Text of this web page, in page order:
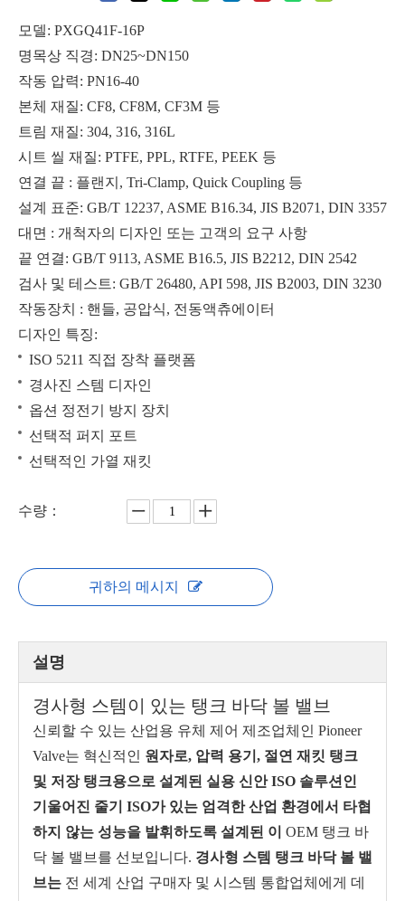
고진공 트라이 클램프 볼 밸브 고유량 컨덕턴스 위생 버터플라이형 맞대기 용접 볼 밸브 PTFE RTFE
모델: PXGQ41F-16P
명목상 직경: DN25~DN150
작동 압력: PN16-40
본체 재질: CF8, CF8M, CF3M 등
트림 재질: 304, 316, 316L
시트 씰 재질: PTFE, PPL, RTFE, PEEK 등
연결 끝 : 플랜지, Tri-Clamp, Quick Coupling 등
설계 표준: GB/T 12237, ASME B16.34, JIS B2071, DIN 3357
대면 : 개척자의 디자인 또는 고객의 요구 사항
끝 연결: GB/T 9113, ASME B16.5, JIS B2212, DIN 2542
검사 및 테스트: GB/T 26480, API 598, JIS B2003, DIN 3230
작동장치 : 핸들, 공압식, 전동액츄에이터
디자인 특징:
ISO 5211 직접 장착 플랫폼
경사진 스템 디자인
옵션 정전기 방지 장치
선택적 퍼지 포트
선택적인 가열 재킷
수량：
귀하의 메시지
설명
경사형 스템이 있는 탱크 바닥 볼 밸브
신뢰할 수 있는 산업용 유체 제어 제조업체인 Pioneer
Valve는 혁신적인 원자로, 압력 용기, 절연 재킷 탱크
및 저장 탱크용으로 설계된 실용 신안 ISO 솔루션인
기울어진 줄기 ISO가 있는 엄격한 산업 환경에서 타협
하지 않는 성능을 발휘하도록 설계된 이 OEM 탱크 바
닥 볼 밸브를 선보입니다. 경사형 스템 탱크 바닥 볼 밸
브는 전 세계 산업 구매자 및 시스템 통합업체에게 데